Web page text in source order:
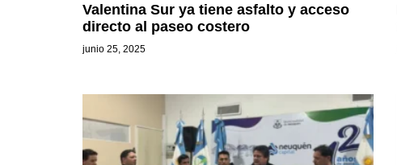
Valentina Sur ya tiene asfalto y acceso
directo al paseo costero
junio 25, 2025